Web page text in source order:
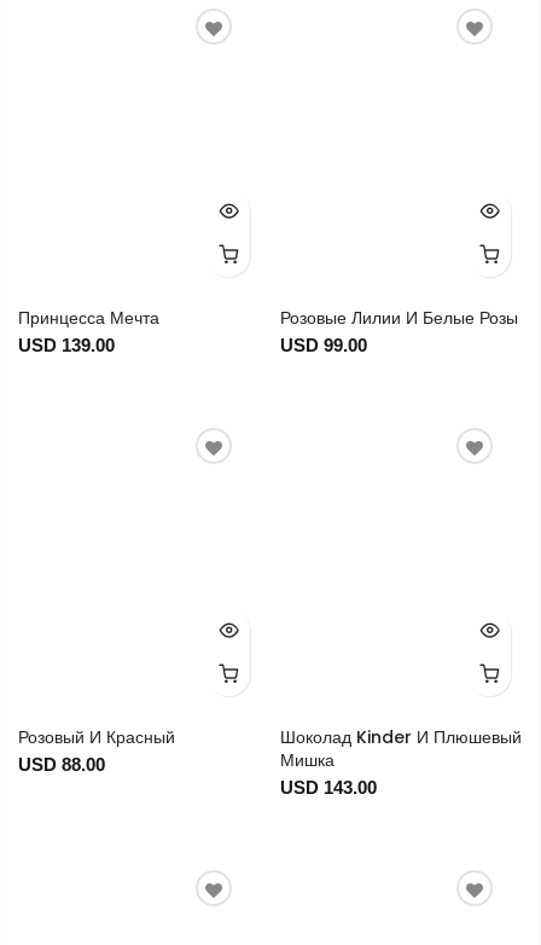
Принцесса Мечта
USD 139.00
Розовые Лилии И Белые Розы
USD 99.00
Розовый И Красный
USD 88.00
Шоколад Kinder И Плюшевый
Мишка
USD 143.00